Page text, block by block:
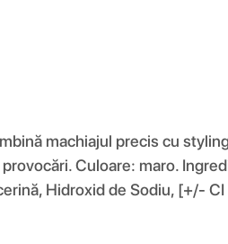
machiajul precis cu
Culoare: maro.
Hidroxid de Sodiu, [+/-